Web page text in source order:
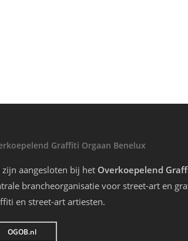
Graffiti Orgaan Benelux
zijn aangesloten bij het Overkoepelend
brancheorganisatie voor street-art en
en street-art artiesten.
OGOB.nl